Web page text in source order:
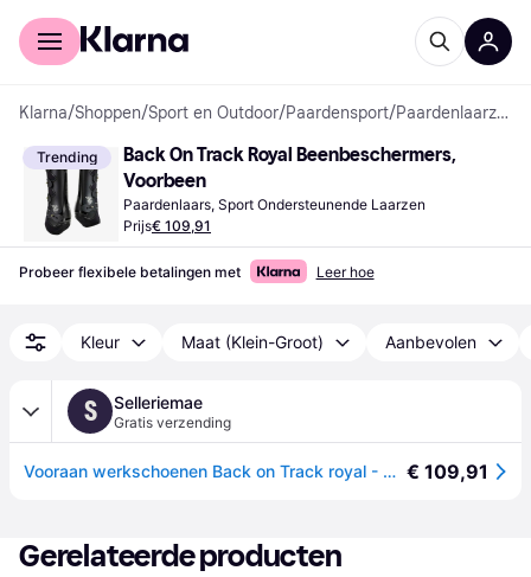
Voor shoppers
Klarna/Shoppen/Sport en Outdoor/Paardensport/ Paardenlaarzen
Trending
Back On Track Royal Beenbeschermers,
Voorbeen
Paardenlaars, Sport Ondersteunende Laarzen
Prijs€ 109,91
Probeer flexibele betalingen met Leer hoe
Kleur Maat (Klein-Groot) Aanbevolen
S Selleriemae
Gratis verzending
Vooraan werkschoenen Back on Track royal - Noir € 109,91
Gerelateerde producten